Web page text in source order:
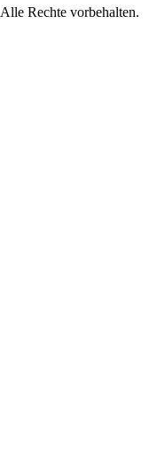
Alle Rechte vorbehalten.